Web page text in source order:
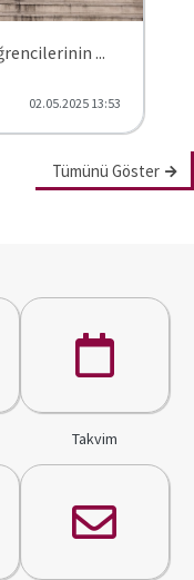
...
02.05.2025 13:53
Tümünü Göster
Takvim